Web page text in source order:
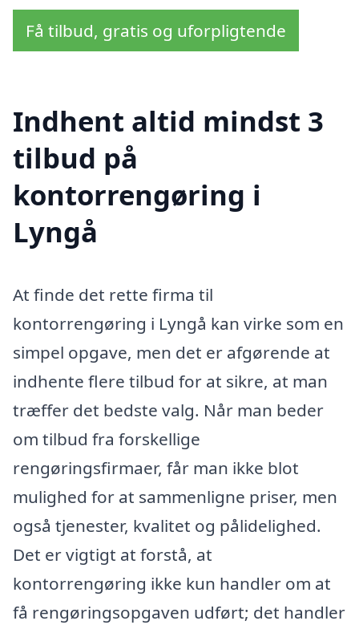
Få tilbud, gratis og uforpligtende
Indhent altid mindst 3
tilbud på
kontorrengøring i
Lyngå
At finde det rette firma til
kontorrengøring i Lyngå kan virke som en
simpel opgave, men det er afgørende at
indhente flere tilbud for at sikre, at man
træffer det bedste valg. Når man beder
om tilbud fra forskellige
rengøringsfirmaer, får man ikke blot
mulighed for at sammenligne priser, men
også tjenester, kvalitet og pålidelighed.
Det er vigtigt at forstå, at
kontorrengøring ikke kun handler om at
få rengøringsopgaven udført; det handler